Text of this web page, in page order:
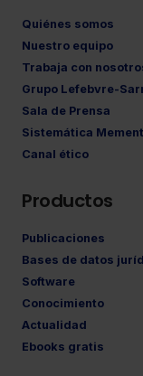
Quiénes somos
Nuestro equipo
Trabaja con
Grupo Lefebvre-
Sala de Prensa
Sistemática
Canal ético
Productos
Publicaciones
Bases de datos
Software
Conocimiento
Actualidad
Ebooks gratis